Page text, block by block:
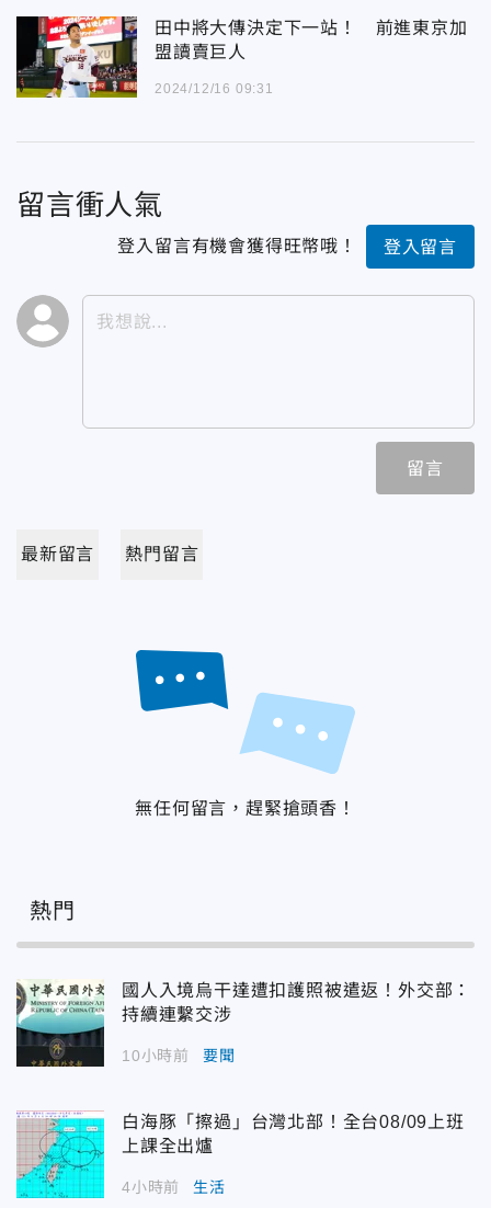
田中將大傳決定下一站！ 前進東京加
盟讀賣巨人
2024/12/16 09:31
留言衝人氣
登入留言有機會獲得旺幣哦！ 登入留言
留言
最新留言 熱門留言
無任何留言，趕緊搶頭香！
熱門
國人入境烏干達遭扣護照被遣返！外交部：
持續連繫交涉
10小時前 要聞
白海豚「擦過」台灣北部！全台08/09上班
上課全出爐
4小時前 生活